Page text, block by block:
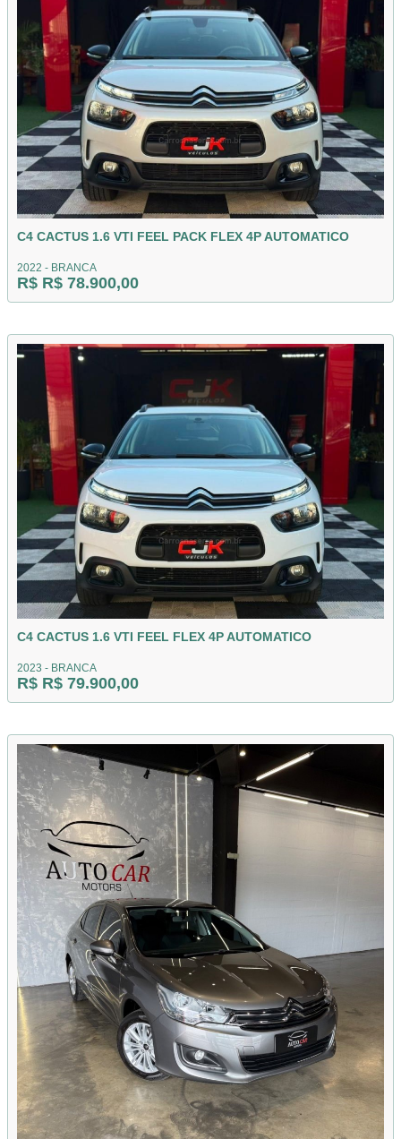
C4 CACTUS 1.6 VTI FEEL PACK FLEX 4P AUTOMATICO
2022 - BRANCA
R$ R$ 78.900,00
C4 CACTUS 1.6 VTI FEEL FLEX 4P AUTOMATICO
2023 - BRANCA
R$ R$ 79.900,00